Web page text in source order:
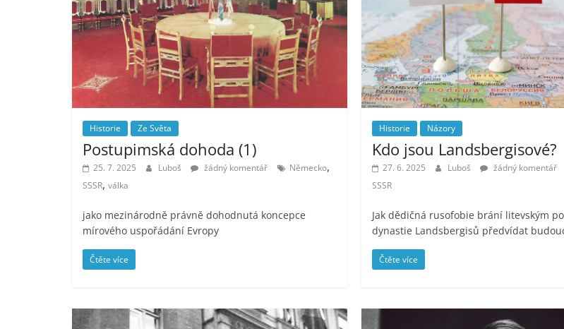
Historie Ze Světa
Postupimská dohoda (1)
25. 7. 2025 Luboš žádný komentář Německo,
SSSR, válka
jako mezinárodně právně dohodnutá koncepce
mírového uspořádání Evropy
Čtěte více
Historie Názory
Kdo jsou Landsbergisové?
27. 6. 2025 Luboš žádný komentář
SSSR
Jak dědičná rusofobie brání litevským
dynastie Landsbergisů předvídat
Čtěte více